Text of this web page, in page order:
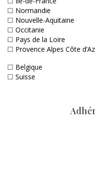
☐ Normandie
☐ Nouvelle-Aquitaine
☐ Occitanie
☐ Pays de la Loire
☐ Provence Alpes Côte
☐ Belgique
☐ Suisse